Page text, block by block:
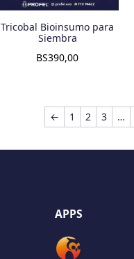
Tricobal Bioinsumo para
Siembra
BS390,00
← 1 2 3 …
APPS